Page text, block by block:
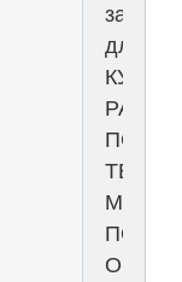
для
РАБОТ
ПО
ПОД